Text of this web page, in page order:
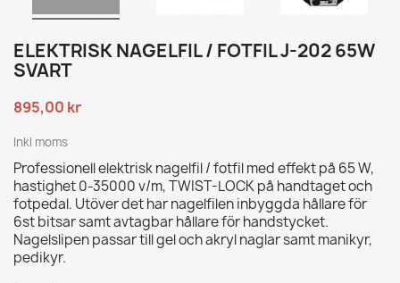
ELEKTRISK NAGELFIL / FOTFIL J-202 65W
SVART
895,00 kr
Inkl moms
Professionell elektrisk nagelfil / fotfil med effekt på 65 W,
hastighet 0-35000 v/m, TWIST-LOCK på handtaget och
fotpedal. Utöver det har nagelfilen inbyggda hållare för
6st bitsar samt avtagbar hållare för handstycket.
Nagelslipen passar till gel och akryl naglar samt manikyr,
pedikyr.